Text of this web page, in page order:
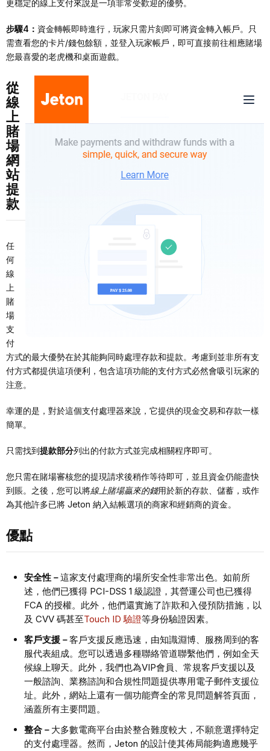
更穩定的線上支付來說是一項非常受歡迎的優勢。
步驟4： 資金轉帳即時進行，玩家只需片刻即可將資金轉入帳戶。只
需查看您的卡片/錢包餘額，並登入玩家帳戶，即可直接前往相應賭場
您最喜愛的老虎機和桌面遊戲。
從
線
上
賭
場
網
站
提
款
任
何
線
上
賭
場
支
付
方式的最大優勢在於其能夠同時處理存款和提款。考慮到並非所有支
付方式都提供這項便利，包含這項功能的支付方式必然會吸引玩家的
注意。
幸運的是，對於這個支付處理器來說，它提供的現金交易和存款一樣
簡單。
只需找到提款部分列出的付款方式並完成相關程序即可。
您只需在賭場審核您的提現請求後稍作等待即可，並且資金仍能盡快
到賬。之後，您可以將線上賭場贏來的錢用於新的存款、儲蓄，或作
為其他許多已將 Jeton 納入結帳選項的商家和經銷商的資金。
優點
安全性－這家支付處理商的場所安全性非常出色。如前所
述，他們已獲得 PCI-DSS 1 級認證，其營運公司也已獲得
FCA 的授權。此外，他們還實施了詐欺和入侵預防措施，以
及 CVV 碼甚至Touch ID 驗證等身份驗證因素。
客戶支援－客戶支援反應迅速，由知識淵博、服務周到的客
服代表組成。您可以透過多種聯絡管道聯繫他們，例如全天
候線上聊天。此外，我們也為VIP會員、常規客戶支援以及
一般諮詢、業務諮詢和合規性問題提供專用電子郵件支援位
址。此外，網站上還有一個功能齊全的常見問題解答頁面，
涵蓋所有主要問題。
整合－ 大多數電商平台由於整合難度較大，不願意選擇特定
的支付處理器。然而，Jeton 的設計使其佈局能夠適應幾乎